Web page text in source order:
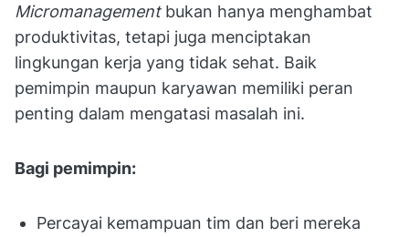
Micromanagementbukan hanya menghambat
produktivitas, tetapi juga menciptakan
lingkungan kerja yang tidak sehat. Baik
pemimpin maupun karyawan memiliki peran
penting dalam mengatasi masalah ini.
Bagi pemimpin:
Percayai kemampuan tim dan beri mereka